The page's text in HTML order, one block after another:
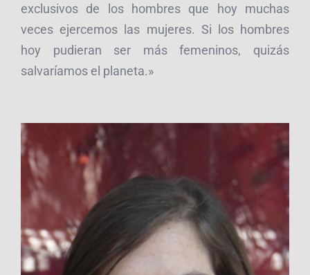
exclusivos de los hombres que hoy muchas
veces ejercemos las mujeres. Si los hombres
hoy pudieran ser más femeninos, quizás
salvaríamos el planeta.»